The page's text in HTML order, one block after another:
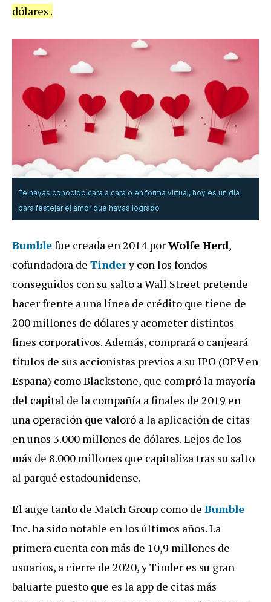
dólares .
Te hayas conocido cara a cara o en forma virtual, hoy es un día
para festejar el amor que hayas logrado
Bumblefue creada en 2014 porWolfe Herd,
cofundadora de Tindery con los fondos
conseguidos con su salto a Wall Street pretende
hacer frente a una línea de crédito que tiene de
200 millones de dólares y acometer distintos
fines corporativos. Además, comprará o canjeará
títulos de sus accionistas previos a su IPO (OPV en
España) como Blackstone, que compró la mayoría
del capital de la compañía a finales de 2019 en
una operación que valoró a la aplicación de citas
en unos 3.000 millones de dólares. Lejos de los
más de 8.000 millones que capitaliza tras su salto
al parqué estadounidense.
El auge tanto de Match Group como de Bumble
Inc. ha sido notable en los últimos años. La
primera cuenta con más de 10,9 millones de
usuarios, a cierre de 2020, y Tinder es su gran
baluarte puesto que es la app de citas más